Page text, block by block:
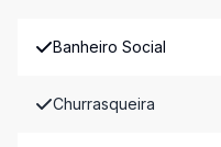
Banheiro Social
Churrasqueira